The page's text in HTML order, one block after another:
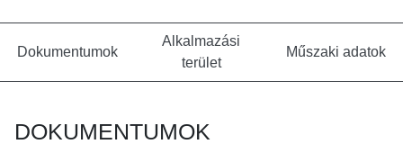
Dokumentumok
Alkalmazási
terület
Műszaki adatok
DOKUMENTUMOK